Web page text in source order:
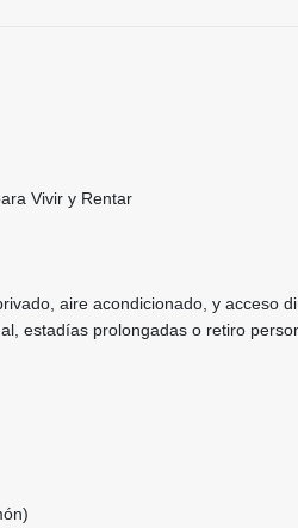
Vivir y Rentar
aire acondicionado, y acceso
estadías prolongadas o retiro